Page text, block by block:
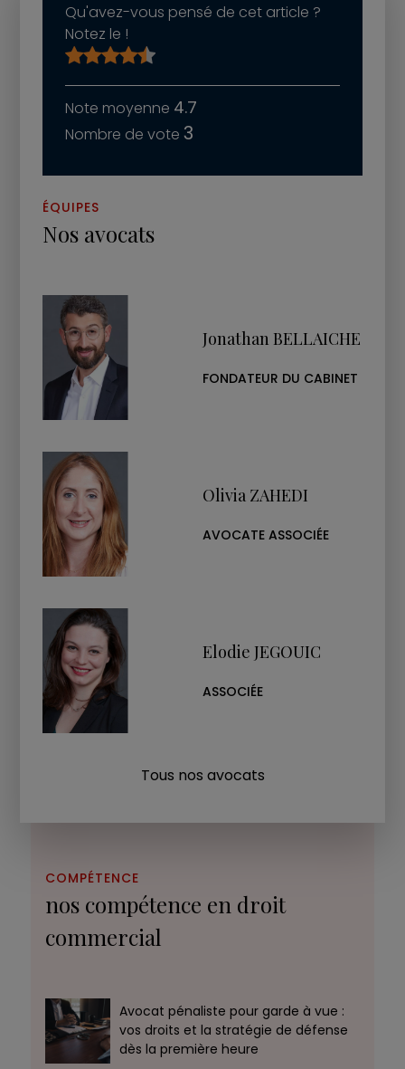
Qu'avez-vous pensé de cet article ?
Notez le !
4.7
3
ÉQUIPES
Nos avocats
Jonathan BELLAICHE
FONDATEUR DU CABINET
Olivia ZAHEDI
AVOCATE ASSOCIÉE
Elodie JEGOUIC
ASSOCIÉE
Tous nos avocats
COMPÉTENCE
nos compétence en droit
commercial
Avocat pénaliste pour garde à vue :
vos droits et la stratégie de défense
dès la première heure